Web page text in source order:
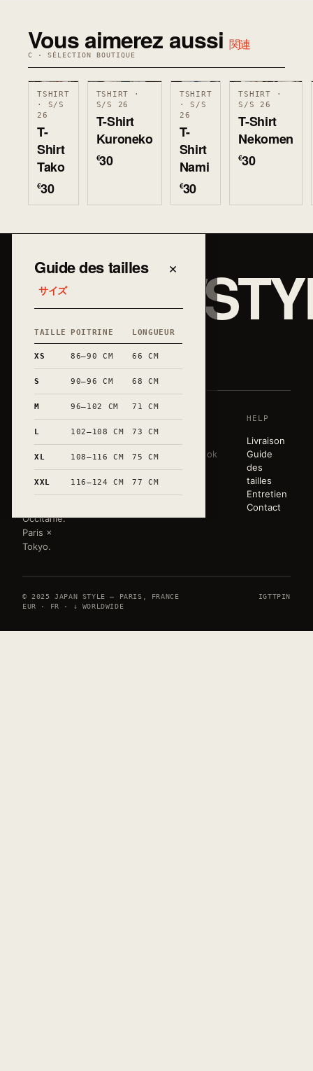
Vous aimerez aussi 関連
C · SÉLECTION BOUTIQUE
TSHIRT
· S/S
26
T-
Shirt
Tako
€30
TSHIRT ·
S/S 26
T-Shirt
Kuroneko
€30
TSHIRT
· S/S
26
T-
Shirt
Nami
€30
TSHIRT ·
S/S 26
T-Shirt
Nekomen
€30
Guide des tailles
サイズ
×
TAILLE POITRINE LONGUEUR
XS 86–90 CM 66 CM
S 90–96 CM 68 CM
M 96–102 CM 71 CM
L 102–108 CM 73 CM
XL 108–116 CM 75 CM
XXL 116–124 CM 77 CM
JAPAN/
和
Une garde-
robe sobre,
éditée en
très petites
Occitanie.
Paris ×
Tokyo.
SHOP
Sweats
Tote bags
Mugs
Toute la
HOUSE
Lookbook
Atelier
HELP
Livraison
Guide
des
tailles
Entretien
Contact
© 2025 JAPAN STYLE — PARIS, FRANCE IGTTPIN
EUR · FR · ↓ WORLDWIDE